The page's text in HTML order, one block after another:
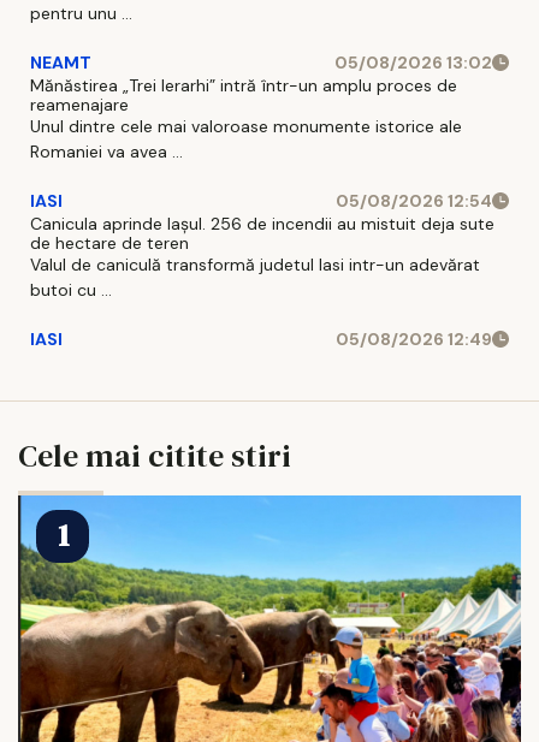
pentru unu ...
NEAMT
05/08/2026 13:02
Mănăstirea „Trei Ierarhi” intră într-un amplu proces de
reamenajare
Unul dintre cele mai valoroase monumente istorice ale
Romaniei va avea ...
IASI
05/08/2026 12:54
Canicula aprinde Iașul. 256 de incendii au mistuit deja sute
de hectare de teren
Valul de caniculă transformă judetul Iasi intr-un adevărat
butoi cu ...
IASI 05/08/2026 12:49
Cele mai citite stiri